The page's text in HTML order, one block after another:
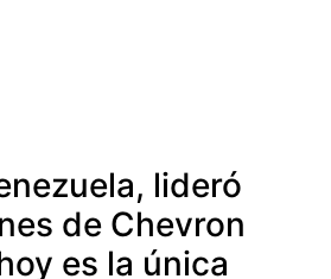
lideró
de Chevron
es la única